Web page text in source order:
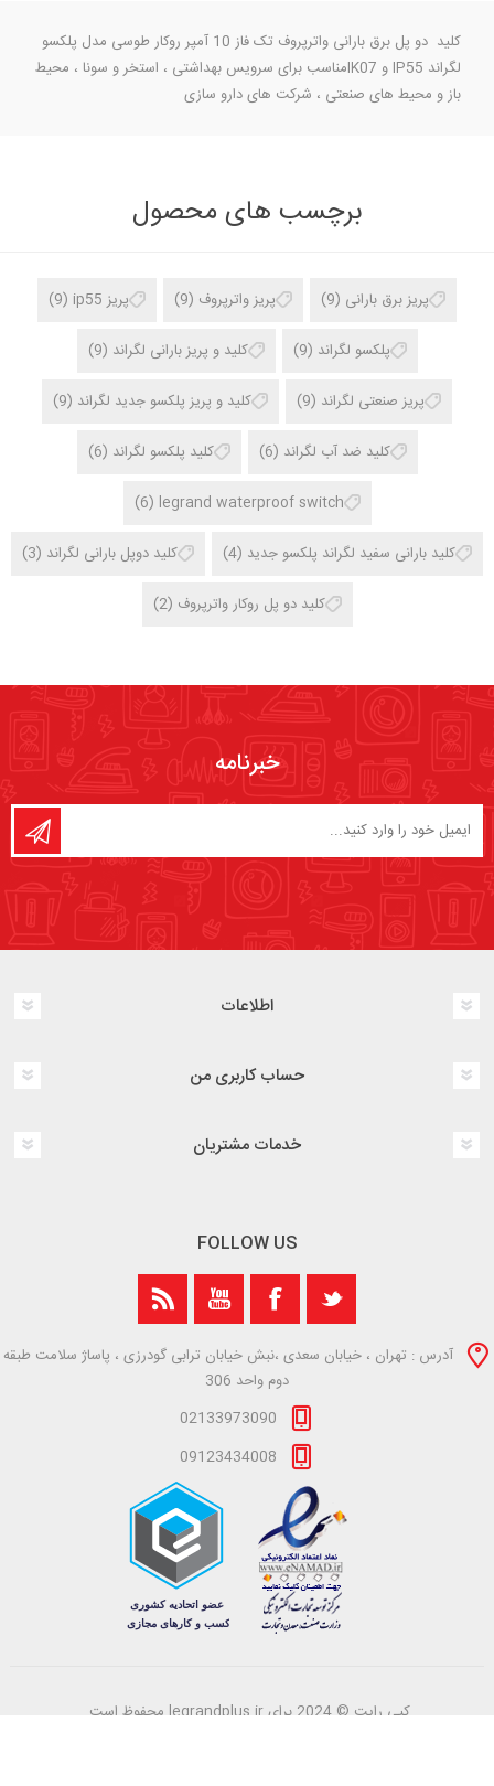
کلید دو پل برق بارانی واترپروف تک فاز 10 آمپر روکار طوسی مدل پلکسو
لگراند IP55 و IK07مناسب برای سرویس بهداشتی ، استخر و سونا ، محیط
باز و محیط های صنعتی ، شرکت های دارو سازی
برچسب های محصول
پریز برق بارانی (9) پریز واترپروف (9) پریز ip55 (9)
پلکسو لگراند (9) کلید و پریز بارانی لگراند (9)
پریز صنعتی لگراند (9) کلید و پریز پلکسو جدید لگراند (9)
کلید ضد آب لگراند (6) کلید پلکسو لگراند (6)
legrand waterproof switch
(6)
کلید بارانی سفید لگراند پلکسو جدید (4) کلید دوپل بارانی لگراند (3)
کلید دو پل روکار واترپروف (2)
خبرنامه
اطلاعات
حساب کاربری من
خدمات مشتریان
FOLLOW US
آدرس : تهران ، خیابان سعدی ،نبش خیابان ترابی گودرزی ، پاساژ سلامت طبقه
دوم واحد 306
02133973090
09123434008
کپی رایت © 2024 برای legrandplus.ir محفوظ است.